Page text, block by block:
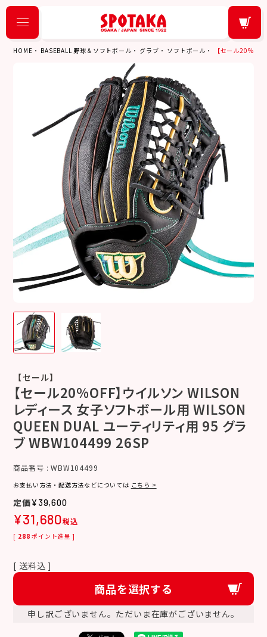
HOME BASEBALL 野球＆ソフトボール グラブ ソフトボール 【セール
【セール】
【セール20%OFF】ウイルソン WILSON
レディース 女子ソフトボール用 WILSON
QUEEN DUAL ユーティリティ用 95 グラ
ブ WBW104499 26SP
商品番号 WBW104499
お支払い方法・配送方法などについては こちら >
¥39,600
¥31,680税込
[ 288 ポイント進呈 ]
送料込
商品を選択する
申し訳ございません。ただいま在庫がございません。